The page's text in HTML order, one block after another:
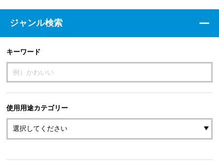
ジャンル検索
キーワード
使用用途カテゴリー